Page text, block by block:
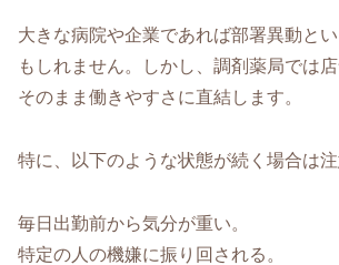
大きな病院や企業であれば部署異動と
もしれません。しかし、調剤薬局では
そのまま働きやすさに直結します。
特に、以下のような状態が続く場合は注
毎日出勤前から気分が重い。
特定の人の機嫌に振り回される。